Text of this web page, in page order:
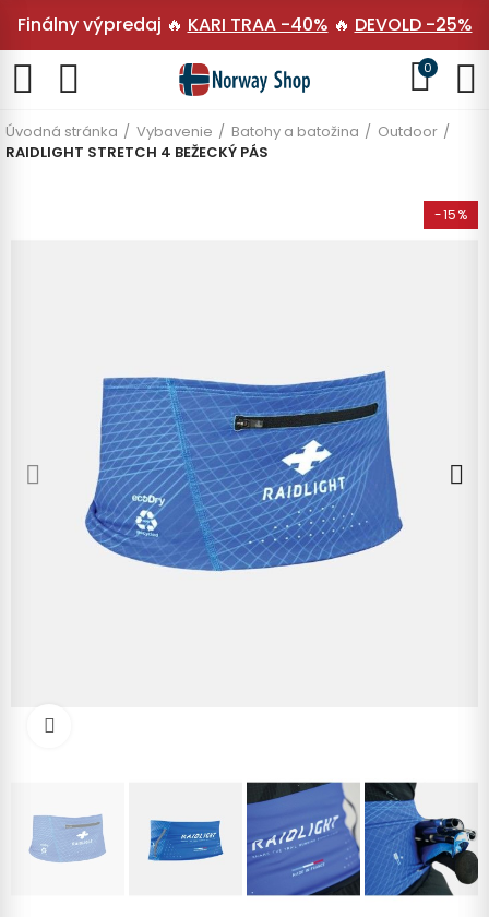
Finálny výpredaj 🔥 KARI TRAA -40% 🔥 DEVOLD -25%
0
Úvodná stránka Vybavenie Batohy a batožina
Outdoor
RAIDLIGHT STRETCH 4 BEŽECKÝ PÁS
-15%